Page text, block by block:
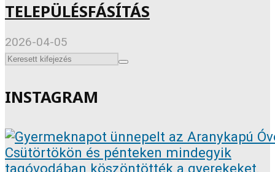
TELEPÜLÉSFÁSÍTÁS
2026-04-05
INSTAGRAM